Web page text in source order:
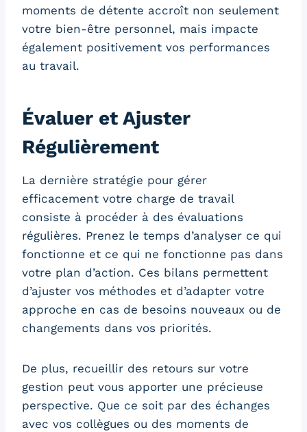
moments de détente accroît non seulement
votre bien-être personnel, mais impacte
également positivement vos performances
au travail.
Évaluer et Ajuster
Régulièrement
La dernière stratégie pour gérer
efficacement votre charge de travail
consiste à procéder à des évaluations
régulières. Prenez le temps d’analyser ce qui
fonctionne et ce qui ne fonctionne pas dans
votre plan d’action. Ces bilans permettent
d’ajuster vos méthodes et d’adapter votre
approche en cas de besoins nouveaux ou de
changements dans vos priorités.
De plus, recueillir des retours sur votre
gestion peut vous apporter une précieuse
perspective. Que ce soit par des échanges
avec vos collègues ou des moments de